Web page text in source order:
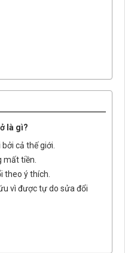
là gì?
cả thế giới.
mất tiền.
theo ý thích.
vì được tự do sửa đổi